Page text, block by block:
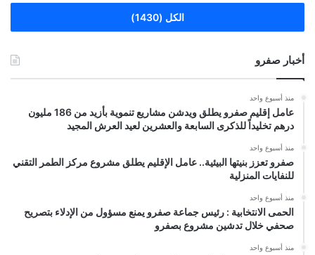
الكل (1430)
أخبار صفرو
منذ أسبوع واحد
عامل إقليم صفرو يطلق ويدشن مشاريع تنموية بأزيد من 186 مليون
درهم تخليداً للذكرى السابعة والعشرين لعيد العرش المجيد
منذ أسبوع واحد
صفرو تعزز بنيتها البيئية.. عامل الإقليم يطلق مشروع مركز الطمر التقني
للنفايات المنزلية
منذ أسبوع واحد
الحمى الانتخابية : رئيس جماعة صفرو يمنع مسؤول من الإدلاء بتصريح
صحفي خلال تدشين مشروع بصفرو
منذ أسبوع واحد